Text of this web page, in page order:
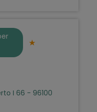
I 66 - 96100